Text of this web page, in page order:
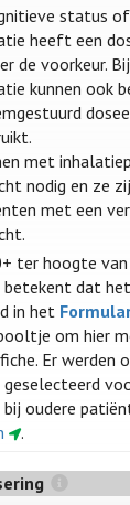
status
heeft een
de voorkeur.
kunnen ook
met
nodig en ze
met een
ter hoogte van
betekent dat
in het
om hier
Er werden
oudere
.